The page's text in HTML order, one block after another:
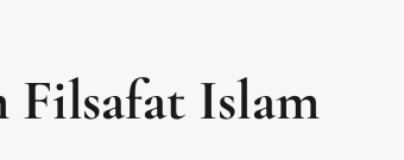
Filsafat Islam